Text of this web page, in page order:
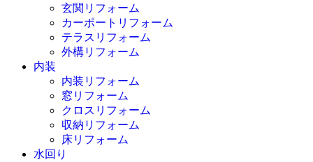
玄関リフォーム
カーポートリフォーム
テラスリフォーム
外構リフォーム
内装
内装リフォーム
窓リフォーム
クロスリフォーム
収納リフォーム
床リフォーム
水回り